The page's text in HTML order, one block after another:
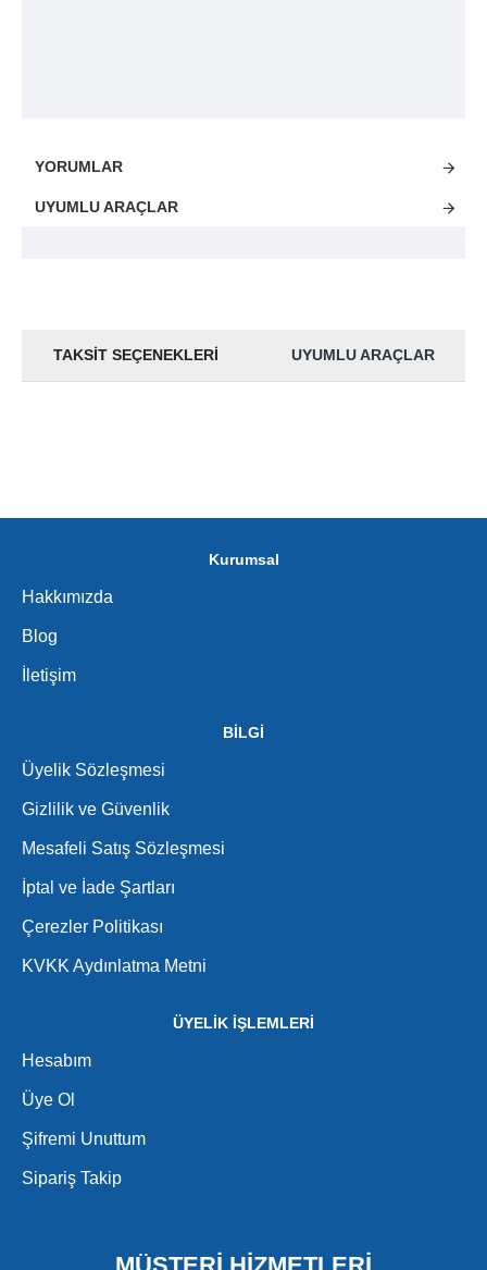
YORUMLAR
UYUMLU ARAÇLAR
TAKSIT SEÇENEKLERI UYUMLU ARAÇLAR
Kurumsal
Hakkımızda
Blog
İletişim
BİLGİ
Üyelik Sözleşmesi
Gizlilik ve Güvenlik
Mesafeli Satış Sözleşmesi
İptal ve İade Şartları
Çerezler Politikası
KVKK Aydınlatma Metni
ÜYELİK İŞLEMLERİ
Hesabım
Üye Ol
Şifremi Unuttum
Sipariş Takip